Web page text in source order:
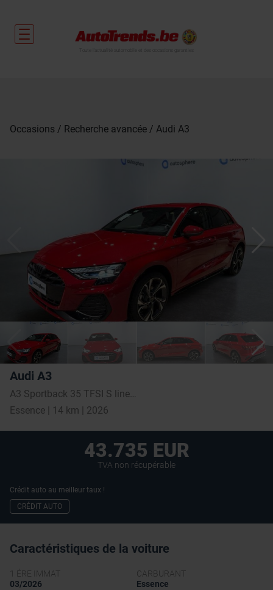
Occasions Recherche avancée Audi A3
Audi A3
Essence | 14 km | 2026
43.735 EUR
TVA non récupérable
Crédit auto au meilleur taux !
CRÉDIT AUTO
Caractéristiques de la voiture
1 ÉRE IMMAT
03/2026
CARBURANT
Essence